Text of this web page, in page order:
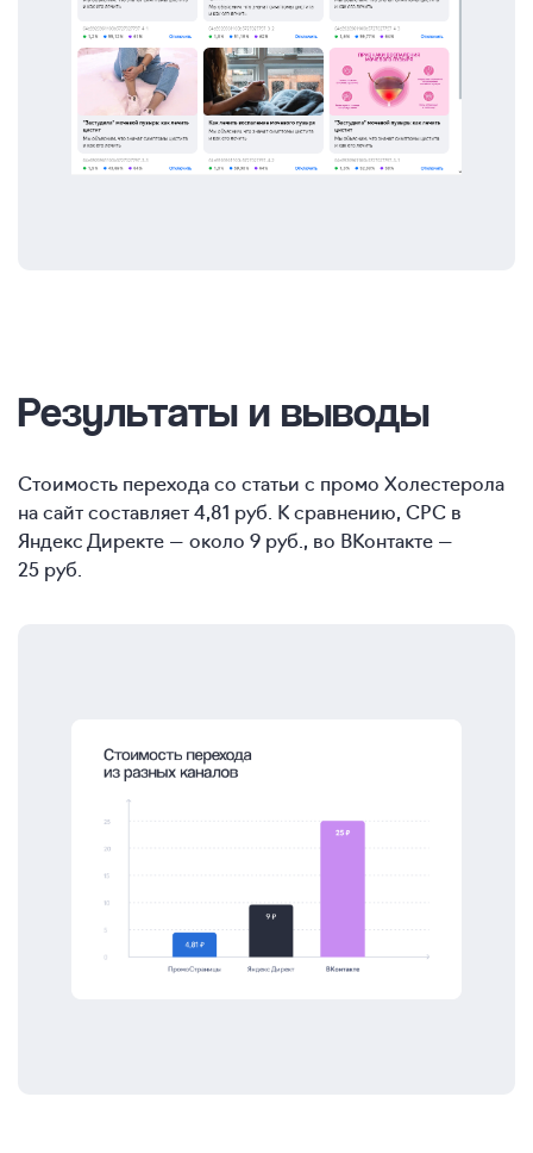
Результаты и выводы
Стоимость перехода со статьи с промо Холестерола
на сайт составляет 4,81 руб. К сравнению, CPC в
Яндекс Директе — около 9 руб., во ВКонтакте —
25 руб.